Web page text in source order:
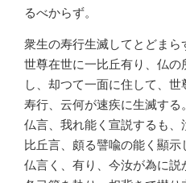
るべからず。
衆生の寿行生滅してとどまら
世尊在世に一比丘有り、仏
し、却つて一面に住して、
寿行、云何が速疾に生滅する。
仏言、我れ能く宣説するも、
比丘言、頗る譬喩の能く顯示
仏言く、有り、今汝が為に説